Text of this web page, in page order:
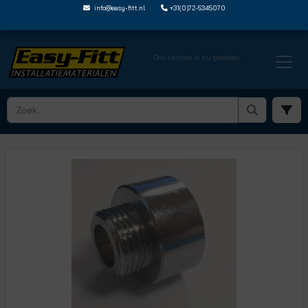
info@easy-fitt.nl +31(0)72-5345070
Ons kantoor is nu gesloten
HOME › DRAADFITTINGEN EN NIPPELS › NEUSSTUKKEN › NE12 38C